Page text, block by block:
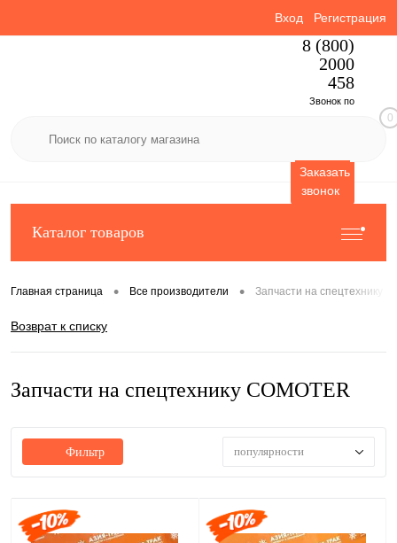
Вход Регистрация
8 (800)
2000
458
Звонок по
Заказать
звонок
0
Каталог товаров
Главная страница • Все производители • Запчасти на спецтехнику
Возврат к списку
Запчасти на спецтехнику COMOTER
Фильтр популярности